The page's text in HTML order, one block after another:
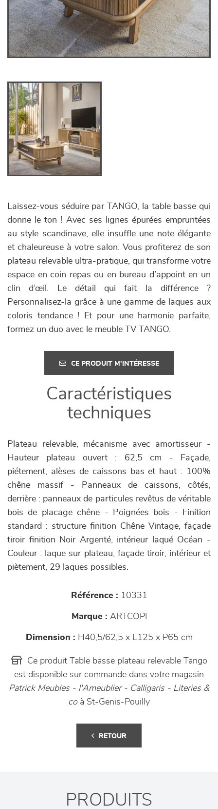
Laissez-vous séduire par TANGO, la table basse qui
donne le ton ! Avec ses lignes épurées empruntées
au style scandinave, elle insuffle une note élégante
et chaleureuse à votre salon. Vous profiterez de son
plateau relevable ultra-pratique, qui transforme votre
espace en coin repas ou en bureau d’appoint en un
clin d’œil. Le détail qui fait la différence ?
Personnalisez-la grâce à une gamme de laques aux
coloris tendance ! Et pour une harmonie parfaite,
formez un duo avec le meuble TV TANGO.
CE PRODUIT M'INTÉRESSE
Caractéristiques
techniques
Plateau relevable, mécanisme avec amortisseur -
Hauteur plateau ouvert : 62,5 cm - Façade,
piétement, alèses de caissons bas et haut : 100%
chêne massif - Panneaux de caissons, côtés,
derrière : panneaux de particules revêtus de véritable
bois de placage chêne - Poignées bois - Finition
standard : structure finition Chêne Vintage, façade
tiroir finition Noir Argenté, intérieur laqué Océan -
Couleur : laque sur plateau, façade tiroir, intérieur et
piètement, 29 laques possibles.
Référence : 10331
Marque : ARTCOPI
Dimension : H40,5/62,5 x L125 x P65 cm
Ce produit Table basse plateau relevable Tango
est disponible sur commande dans votre magasin
Patrick Meubles - l'Ameublier - Calligaris - Literies &
coà St-Genis-Pouilly
RETOUR
PRODUITS